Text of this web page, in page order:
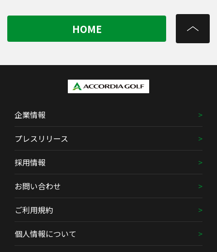
HOME
企業情報
プレスリリース
採用情報
お問い合わせ
ご利用規約
個人情報について